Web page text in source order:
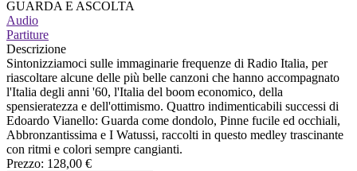
GUARDA E ASCOLTA
Audio
Partiture
Descrizione
Sintonizziamoci sulle immaginarie frequenze di Radio Italia, per
riascoltare alcune delle più belle canzoni che hanno accompagnato
l'Italia degli anni '60, l'Italia del boom economico, della
spensieratezza e dell'ottimismo. Quattro indimenticabili successi di
Edoardo Vianello: Guarda come dondolo, Pinne fucile ed occhiali,
Abbronzantissima e I Watussi, raccolti in questo medley trascinante
con ritmi e colori sempre cangianti.
Prezzo: 128,00 €